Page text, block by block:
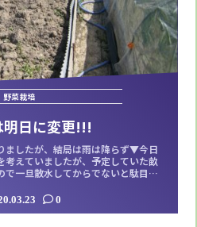
野菜栽培
明日に変更!!!
ましたが、結局は雨は降らず▼今日
考えていましたが、予定していた畝
で一旦散水してからでないと駄目っ
んでした▼交流館で確認したとこ
破損しており、その修理が今日の午
0